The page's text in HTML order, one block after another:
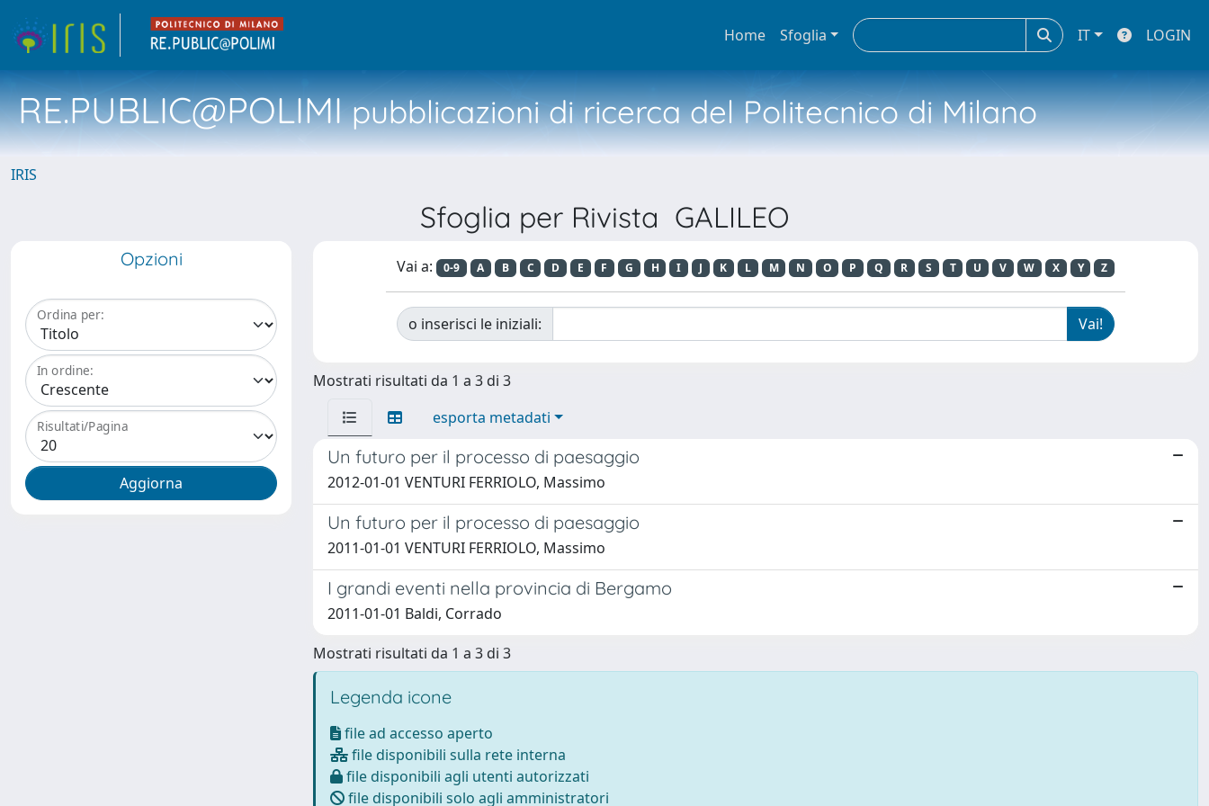
Home Sfoglia IT LOGIN
RE.PUBLIC@POLIMIpubblicazioni di ricerca del Politecnico di Milano
IRIS
Sfoglia per Rivista GALILEO
Opzioni
Ordina per:
In ordine:
Risultati/Pagina
Vai a: 0-9 A B C D E F G H I J K L M N O P Q R S T U V W X Y Z
o inserisci le iniziali:
Mostrati risultati da 1 a 3 di 3
esporta metadati
Un futuro per il processo di paesaggio
2012-01-01 VENTURI FERRIOLO, Massimo
Un futuro per il processo di paesaggio
2011-01-01 VENTURI FERRIOLO, Massimo
I grandi eventi nella provincia di Bergamo
2011-01-01 Baldi, Corrado
Mostrati risultati da 1 a 3 di 3
Legenda icone
file ad accesso aperto
file disponibili sulla rete interna
file disponibili agli utenti autorizzati
file disponibili solo agli amministratori